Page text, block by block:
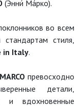
(Энни́ Ма́рко).
во всем
стиля,
in Italy.
превосходно
детали,
и вдохновенные